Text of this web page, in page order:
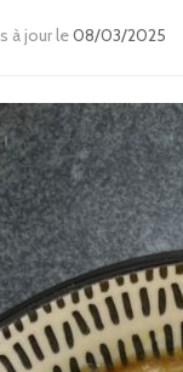
à jour le08/03/2025